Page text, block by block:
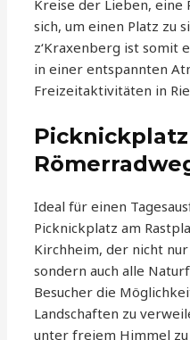
Kreise der Lieben,
sich, um einen Platz zu
z‘Kraxenberg ist somit
in einer entspannten
Freizeitaktivitäten in
Ideal für einen
Picknickplatz am
Kirchheim, der nicht
sondern auch alle
Besucher die
Landschaften zu
unter freiem Himmel